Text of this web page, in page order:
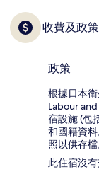
收費及政策
政策
根據日本
Labour
宿設施 (包
和國籍資
照以供存檔
此住宿沒有